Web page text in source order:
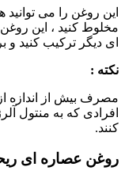
این روغن را می
مخلوط کنید ، این روغن
ای دیگر ترکیب کنید و
نکته :
مصرف بیش از اندازه
افرادی که به منتول
کنند.
روغن عصاره ای